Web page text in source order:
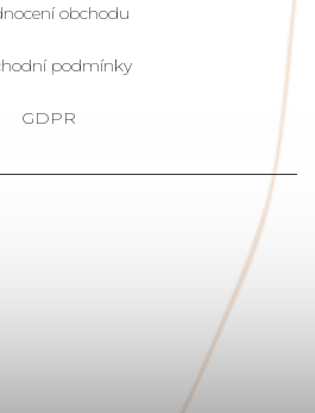
obchodu
podmínky
GDPR